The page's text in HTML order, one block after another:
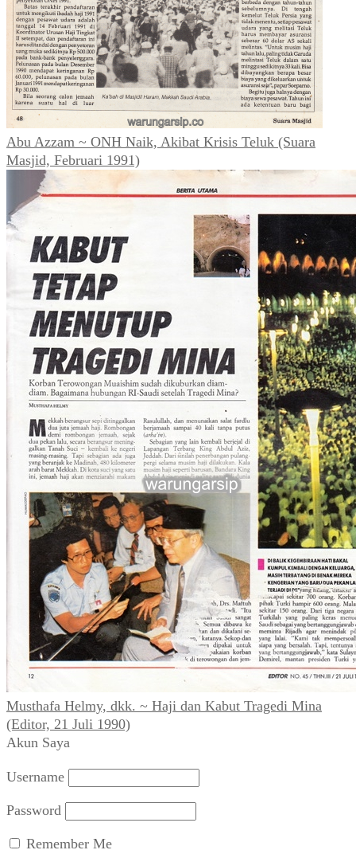
Abu Azzam ~ ONH Naik, Akibat Krisis Teluk (Suara
Masjid, Februari 1991)
Musthafa Helmy, dkk. ~ Haji dan Kabut Tragedi Mina
(Editor, 21 Juli 1990)
Akun Saya
Username
Password
Remember Me